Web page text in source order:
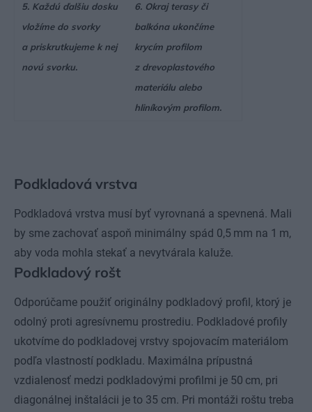
5. Každú ďalšiu dosku
vložíme do svorky
a priskrutkujeme k nej
novú svorku.
6. Okraj terasy či
balkóna ukončíme
krycím profilom
z drevoplastového
materiálu alebo
hliníkovým profilom.
Podkladová vrstva
Podkladová vrstva musí byť vyrovnaná a spevnená. Mali
by sme zachovať aspoň minimálny spád 0,5 mm na 1 m,
aby voda mohla stekať a nevytvárala kaluže.
Podkladový rošt
Odporúčame použiť originálny podkladový profil, ktorý je
odolný proti agresívnemu prostrediu. Podkladové profily
ukotvíme do podkladovej vrstvy spojovacím materiálom
podľa vlastností podkladu. Maximálna prípustná
vzdialenosť medzi podkladovými profilmi je 50 cm, pri
diagonálnej inštalácii je to 35 cm. Pri montáži roštu treba